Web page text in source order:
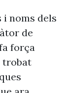
noms dels
de
força
trobat